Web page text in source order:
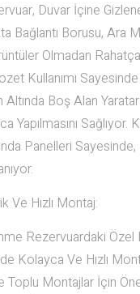
Duvar İçine
Bağlantı Borusu, Ara
Olmadan
Kullanımı
Boş Alan
Yapılmasını Sağlıyor.
Panelleri Sayesinde,
Ve Hızlı Montaj:
Rezervuardaki Özel
Kolayca Ve Hızlı
Toplu Montajlar İçin